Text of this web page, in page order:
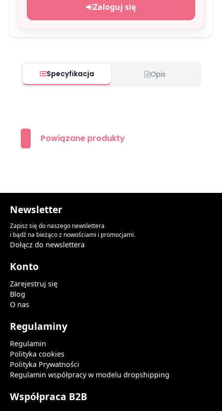
Zaloguj się
Specyfikacja Opis
Powiązane produkty
Newsletter
Zapisz się do naszego newslettera
i bądź na bieżąco z nowościami i promocjami.
Dołącz do newslettera
Konto
Zarejestruj się
Blog
O nas
Regulaminy
Regulamin
Polityka cookies
Polityka Prywatności
Regulamin współpracy w modelu dropshipping
Współpraca B2B